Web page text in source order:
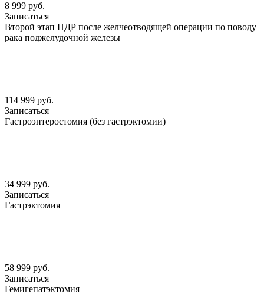
8 999 руб.
Записаться
Второй этап ПДР после желчеотводящей операции по поводу
рака поджелудочной железы
114 999 руб.
Записаться
Гастроэнтеростомия (без гастрэктомии)
34 999 руб.
Записаться
Гастрэктомия
58 999 руб.
Записаться
Гемигепатэктомия